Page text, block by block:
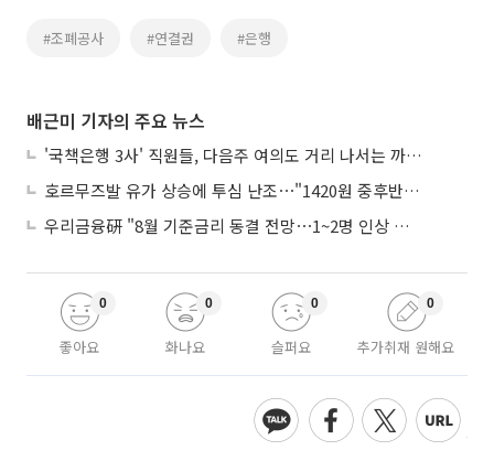
#조폐공사 #연결권 #은행
배근미 기자의 주요 뉴스
'국책은행 3사' 직원들, 다음주 여의도 거리 나서는 까닭은
호르무즈발 유가 상승에 투심 난조⋯"1420원 중후반 등락"
우리금융硏 "8월 기준금리 동결 전망⋯1~2명 인상 소수의견 낼 것"
좋아요
0
화나요
0
슬퍼요
0
추가취재 원해요
0